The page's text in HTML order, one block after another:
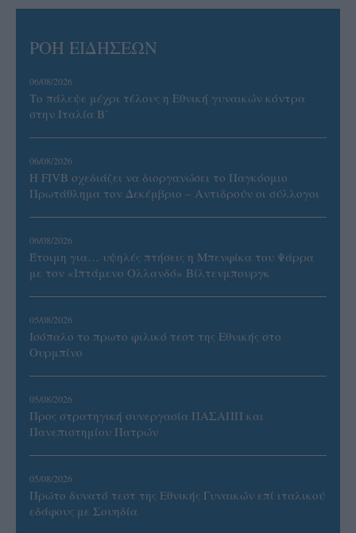
ΡΟΗ ΕΙΔΗΣΕΩΝ
06/08/2026
Το πάλεψε μέχρι τέλους η Εθνική γυναικών κόντρα
στην Ιταλία Β’
06/08/2026
Η FIVB σχεδιάζει να διοργανώσει το Παγκόσμιο
Πρωτάθλημα τον Δεκέμβριο – Αντιδρούν οι σύλλογοι
06/08/2026
Έτοιμη για… υψηλές πτήσεις η Μπενφίκα του Ψάρρα
με τον «Ιπτάμενο Ολλανδό» Βίλτενμπουργκ
05/08/2026
Ισόπαλο το πρωτο φιλικό τεστ της Εθνικής στο
Ουρμπίνο
05/08/2026
Προς στρατηγική συνεργασία ΠΑΣΑΠΠ και
Πανεπιστημίου Πατρών
05/08/2026
Πρώτο δυνατό τεστ της Εθνικής Γυναικών επί ιταλικού
εδάφους με Σουηδία